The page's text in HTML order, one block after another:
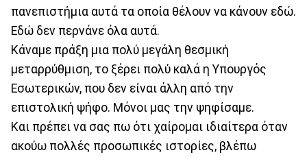
πανεπιστήμια αυτά τα οποία θέλουν να κάνουν εδώ.
Εδώ δεν περνάνε όλα αυτά.
Κάναμε πράξη μια πολύ μεγάλη θεσμική
μεταρρύθμιση, το ξέρει πολύ καλά η Υπουργός
Εσωτερικών, που δεν είναι άλλη από την
επιστολική ψήφο. Μόνοι μας την ψηφίσαμε.
Και πρέπει να σας πω ότι χαίρομαι ιδιαίτερα όταν
ακούω πολλές προσωπικές ιστορίες, βλέπω